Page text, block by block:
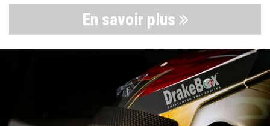
En savoir plus